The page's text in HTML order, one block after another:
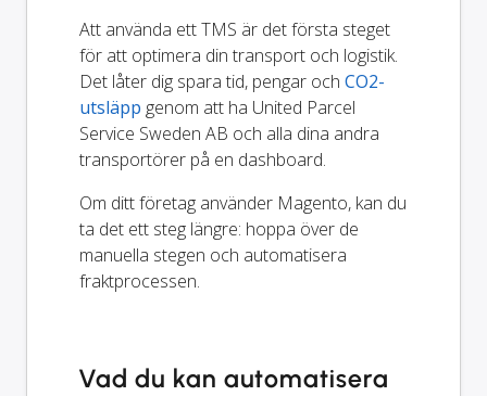
Att använda ett TMS är det första steget
för att optimera din transport och logistik.
Det låter dig spara tid, pengar och CO2-
utsläpp genom att ha United Parcel
Service Sweden AB och alla dina andra
transportörer på en dashboard.
Om ditt företag använder Magento, kan du
ta det ett steg längre: hoppa över de
manuella stegen och automatisera
fraktprocessen.
Vad du kan automatisera